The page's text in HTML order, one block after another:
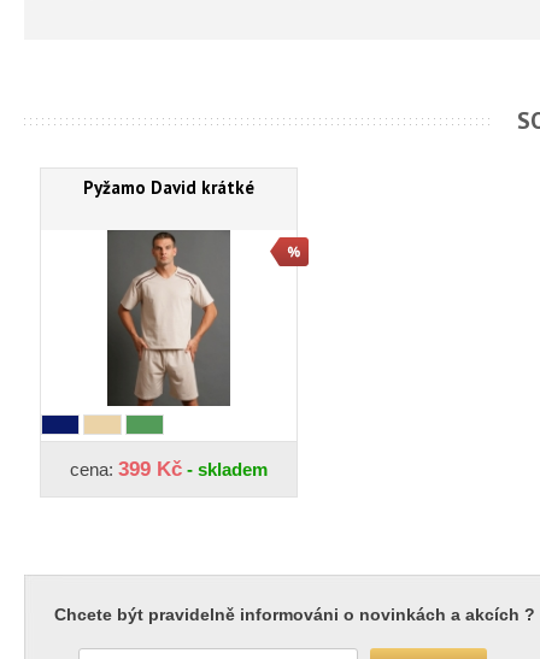
Pyžamo David krátké
cena: 399 Kč - skladem
Chcete být pravidelně informováni o novinkách a akcích ?